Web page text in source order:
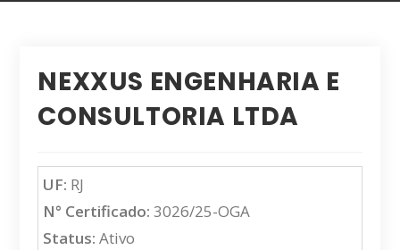
NEXXUS ENGENHARIA E
CONSULTORIA LTDA
UF: RJ
N° Certificado: 3026/25-OGA
Status: Ativo